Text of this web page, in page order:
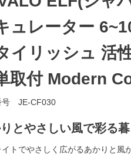
ュレーター
イリッシュ 活
取付 Modern
号 JE-CF030
とやさしい風で彩る
トでやさしく広がるあかりと風